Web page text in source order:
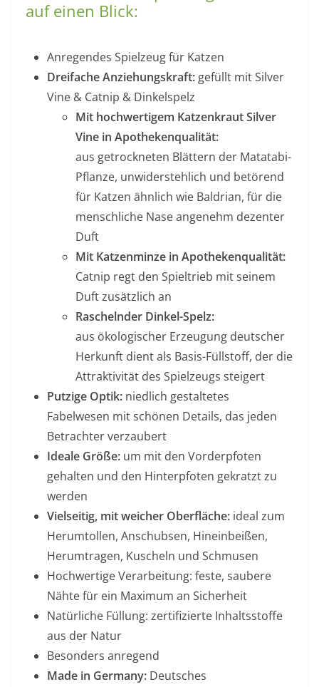
auf einen Blick:
Anregendes Spielzeug für Katzen
Dreifache Anziehungskraft:gefüllt mit Silver
Vine & Catnip & Dinkelspelz
Mit hochwertigem Katzenkraut Silver
Vine in Apothekenqualität:
aus getrockneten Blättern der Matatabi-
Pflanze, unwiderstehlich und betörend
für Katzen ähnlich wie Baldrian, für die
menschliche Nase angenehm dezenter
Duft
Mit Katzenminze in Apothekenqualität:
Catnip regt den Spieltrieb mit seinem
Duft zusätzlich an
Raschelnder Dinkel-Spelz:
aus ökologischer Erzeugung deutscher
Herkunft dient als Basis-Füllstoff, der die
Attraktivität des Spielzeugs steigert
Putzige Optik: niedlich gestaltetes
Fabelwesen mit schönen Details, das jeden
Betrachter verzaubert
Ideale Größe: um mit den Vorderpfoten
gehalten und den Hinterpfoten gekratzt zu
werden
Vielseitig, mit weicher Oberfläche: ideal zum
Herumtollen, Anschubsen, Hineinbeißen,
Herumtragen, Kuscheln und Schmusen
Hochwertige Verarbeitung: feste, saubere
Nähte für ein Maximum an Sicherheit
Natürliche Füllung: zertifizierte Inhaltsstoffe
aus der Natur
Besonders anregend
Made in Germany: Deutsches